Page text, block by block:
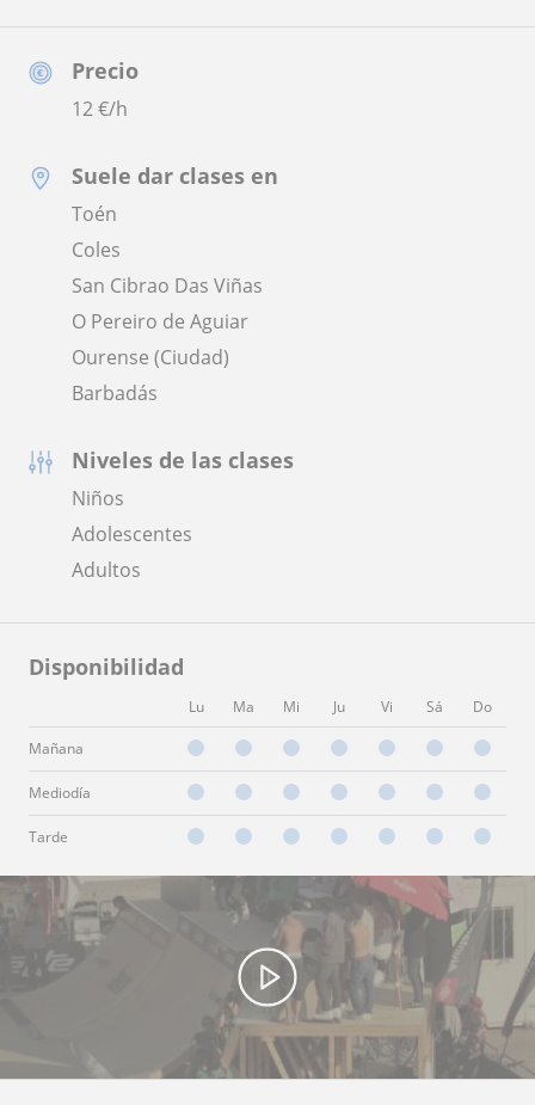
Precio
12€/h
Suele dar clases en
Toén
Coles
San Cibrao Das Viñas
O Pereiro de Aguiar
Ourense (Ciudad)
Barbadás
Niveles de las clases
Niños
Adolescentes
Adultos
Disponibilidad
Lu Ma Mi Ju Vi Sá Do
Mañana
Mediodía
Tarde